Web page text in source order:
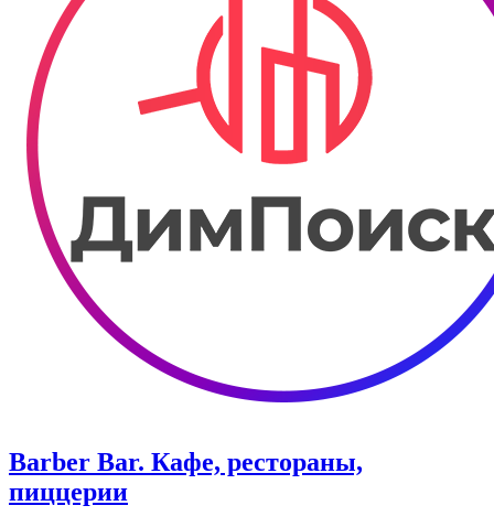
Barber Bar. Кафе, рестораны,
пиццерии